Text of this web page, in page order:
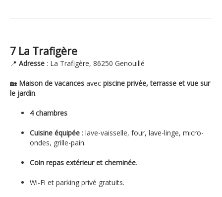
7 La Trafigère
📍 Adresse : La Trafigère, 86250 Genouillé
🏡 Maison de vacances avec piscine privée, terrasse et vue sur
le jardin.
4 chambres
Cuisine équipée : lave-vaisselle, four, lave-linge, micro-
ondes, grille-pain.
Coin repas extérieur et cheminée.
Wi-Fi et parking privé gratuits.